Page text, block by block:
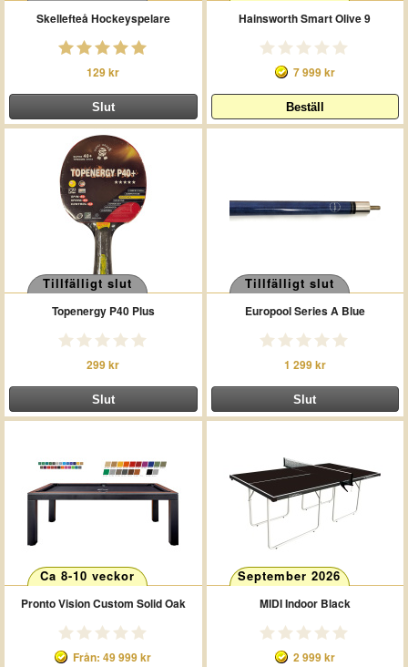
Skellefteå Hockeyspelare
129 kr
Hainsworth Smart Olive 9
7 999 kr
Tillfälligt slut
Topenergy P40 Plus
299 kr
Tillfälligt slut
Europool Series A Blue
1 299 kr
Ca 8-10 veckor
Pronto Vision Custom Solid Oak
Från: 49 999 kr
September 2026
MIDI Indoor Black
2 999 kr